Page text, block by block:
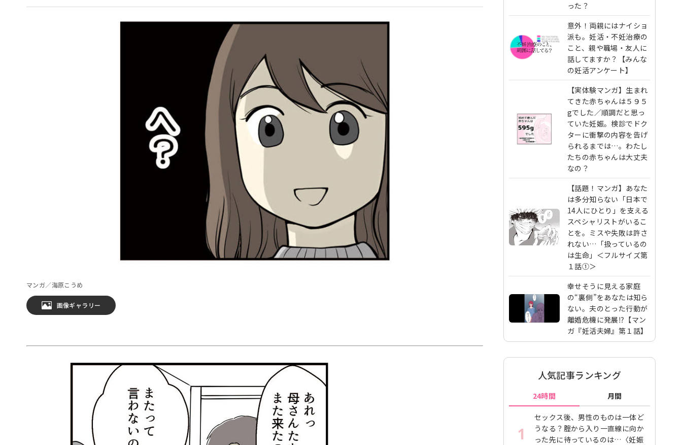
マンガ／海原こうめ
画像ギャラリー
った？
意外！両親にはナイショ
派も。妊活・不妊治療の
こと、親や職場・友人に
話してますか？【みんな
の妊活アンケート】
【実体験マンガ】生まれ
てきた赤ちゃんは５９５
gでした／順調だと思っ
ていた妊娠。検診でドク
ターに衝撃の内容を告げ
られるまでは…。わたし
たちの赤ちゃんは大丈夫
なの？
【話題！マンガ】あなた
は多分知らない「日本で
14人にひとり」を支える
スペシャリストがいるこ
とを。ミスや失敗は許さ
れない…「扱っているの
は生命」＜フルサイズ第
１話①＞
幸せそうに見える家庭
の“裏側”をあなたは知ら
ない。夫のとった行動が
離婚危機に発展⁉︎【マン
ガ『妊活夫婦』第１話】
人気記事ランキング
24時間 月間
1
セックス後、男性のものは一体ど
うなる？腟から入り一直線に向か
った先に待っているのは…〈妊娠